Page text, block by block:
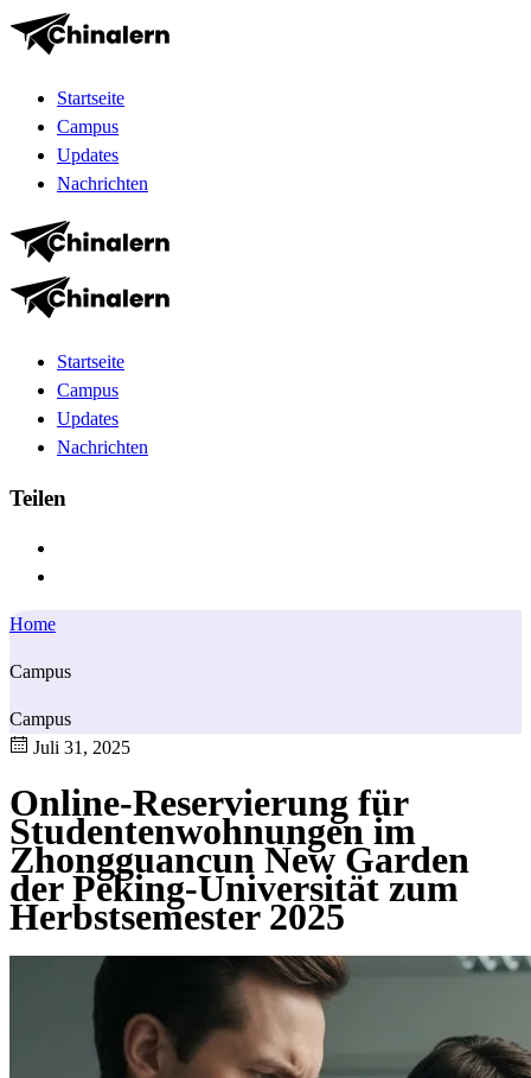
Startseite
Campus
Updates
Nachrichten
Startseite
Campus
Updates
Nachrichten
Teilen
Home
Campus
Campus
Juli 31, 2025
Online-Reservierung für
Studentenwohnungen im
Zhongguancun New Garden
der Peking-Universität zum
Herbstsemester 2025